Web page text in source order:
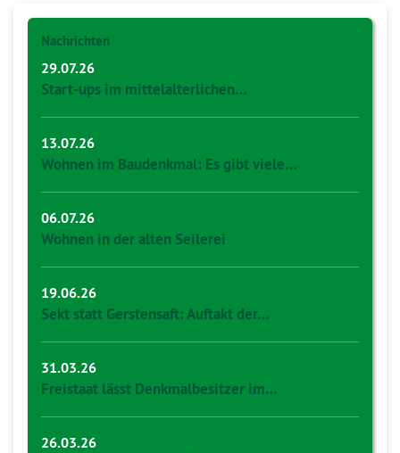
Nachrichten
29.07.26
Start-ups im mittelalterlichen…
13.07.26
Wohnen im Baudenkmal: Es gibt viele…
06.07.26
Wohnen in der alten Seilerei
19.06.26
Sekt statt Gerstensaft: Auftakt der…
31.03.26
Freistaat lässt Denkmalbesitzer im…
26.03.26